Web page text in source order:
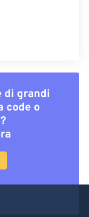
di grandi
code o